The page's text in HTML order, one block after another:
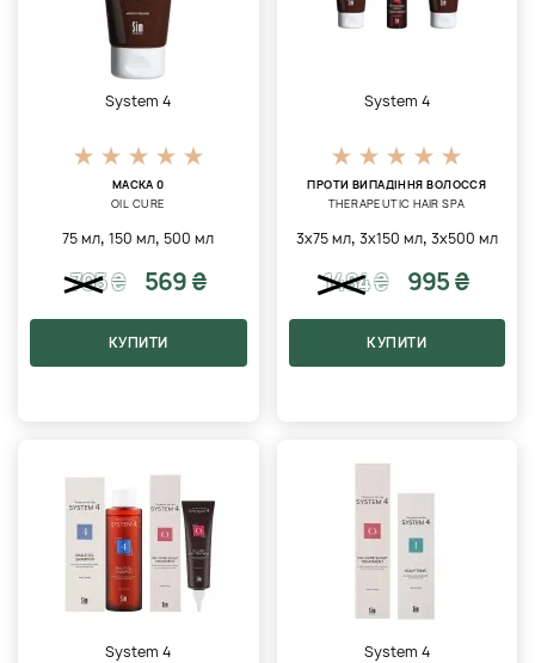
System 4
МАСКА 0
OIL CURE
75 мл,150 мл, 500 мл
705₴ 569 ₴
КУПИТИ
System 4
ПРОТИ ВИПАДІННЯ ВОЛОССЯ
THERAPEUTIC HAIR SPA
3х75 мл, 3х150 мл, 3х500 мл
1484₴ 995 ₴
КУПИТИ
System 4 System 4